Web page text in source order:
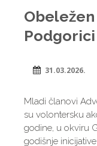
Podgorici
31.03.2026.
Mladi članovi
su volontersku
godine, u okviru
godišnje